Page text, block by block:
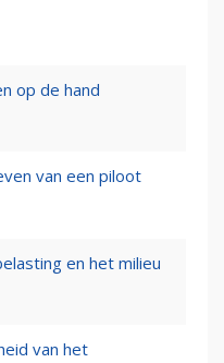
op de hand
van een piloot
en het milieu
van het